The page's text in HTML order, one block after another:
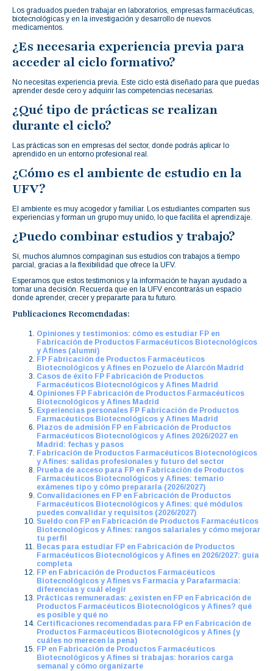
Los graduados pueden trabajar en laboratorios, empresas farmacéuticas,
biotecnológicas y en la investigación y desarrollo de nuevos
medicamentos.
¿Es necesaria experiencia previa para
acceder al ciclo formativo?
No necesitas experiencia previa. Este ciclo está diseñado para que puedas
aprender desde cero y adquirir las competencias necesarias.
¿Qué tipo de prácticas se realizan
durante el ciclo?
Las prácticas son en empresas del sector, donde podrás aplicar lo
aprendido en un entorno profesional real.
¿Cómo es el ambiente de estudio en la
UFV?
El ambiente es muy acogedor y familiar. Los estudiantes comparten sus
experiencias y forman un grupo muy unido, lo que facilita el aprendizaje.
¿Puedo combinar estudios y trabajo?
Sí, muchos alumnos compaginan sus estudios con trabajos a tiempo
parcial, gracias a la flexibilidad que ofrece la UFV.
Esperamos que estos testimonios y la información te hayan ayudado a
tomar una decisión. Recuerda que en la UFV encontrarás un espacio
donde aprender, crecer y prepararte para tu futuro.
Publicaciones Recomendadas:
Opiniones y testimonios: cómo es estudiar FP en
Fabricación de Productos Farmacéuticos Biotecnológicos
y Afines (alumni)
FP Fabricación de Productos Farmacéuticos
Biotecnológicos y Afines en Pozuelo de Alarcón Madrid
Casos de éxito FP Fabricación de Productos
Farmacéuticos Biotecnológicos y Afines Madrid
Opiniones FP Fabricación de Productos Farmacéuticos
Biotecnológicos y Afines Madrid
Experiencias personales FP Fabricación de Productos
Farmacéuticos Biotecnológicos y Afines Madrid
Plazos de admisión FP en Fabricación de Productos
Farmacéuticos Biotecnológicos y Afines 2026/2027 en
Madrid: fechas y pasos
Fabricación de Productos Farmacéuticos Biotecnológicos
y Afines: salidas profesionales y futuro del sector
Prueba de acceso para FP en Fabricación de Productos
Farmacéuticos Biotecnológicos y Afines: temario
exámenes tipo y cómo prepararla (2026/2027)
Convalidaciones en FP en Fabricación de Productos
Farmacéuticos Biotecnológicos y Afines: qué módulos
puedes convalidar y requisitos (2026/2027)
Sueldo con FP en Fabricación de Productos Farmacéuticos
Biotecnológicos y Afines: rangos salariales y cómo mejorar
tu perfil
Becas para estudiar FP en Fabricación de Productos
Farmacéuticos Biotecnológicos y Afines en 2026/2027: guía
completa
FP en Fabricación de Productos Farmacéuticos
Biotecnológicos y Afines vs Farmacia y Parafarmacia:
diferencias y cuál elegir
Prácticas remuneradas: ¿existen en FP en Fabricación de
Productos Farmacéuticos Biotecnológicos y Afines? qué
es posible y qué no
Certificaciones recomendadas para FP en Fabricación de
Productos Farmacéuticos Biotecnológicos y Afines (y
cuáles no merecen la pena)
FP en Fabricación de Productos Farmacéuticos
Biotecnológicos y Afines si trabajas: horarios carga
semanal y cómo organizarte